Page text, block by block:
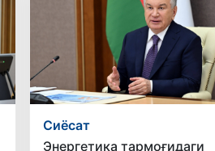
Сиёсат
Энергетика тармоғидаги